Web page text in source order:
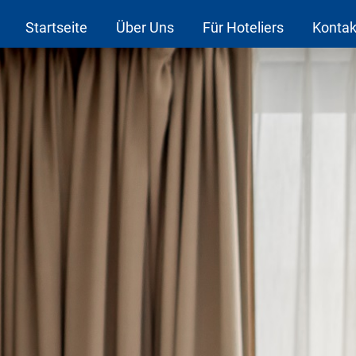
Startseite Über Uns Für Hoteliers